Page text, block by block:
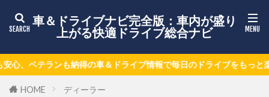
車＆ドライブナビ完全版：車内が盛り
上がる快適ドライブ総合ナビ
ベテランも納得の車＆ドライブ情報で毎日のドライブをもっと楽
HOME ディーラー